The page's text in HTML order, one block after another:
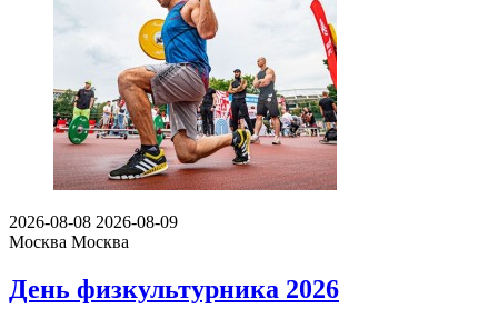
2026-08-08 2026-08-09
Москва Москва
День физкультурника 2026